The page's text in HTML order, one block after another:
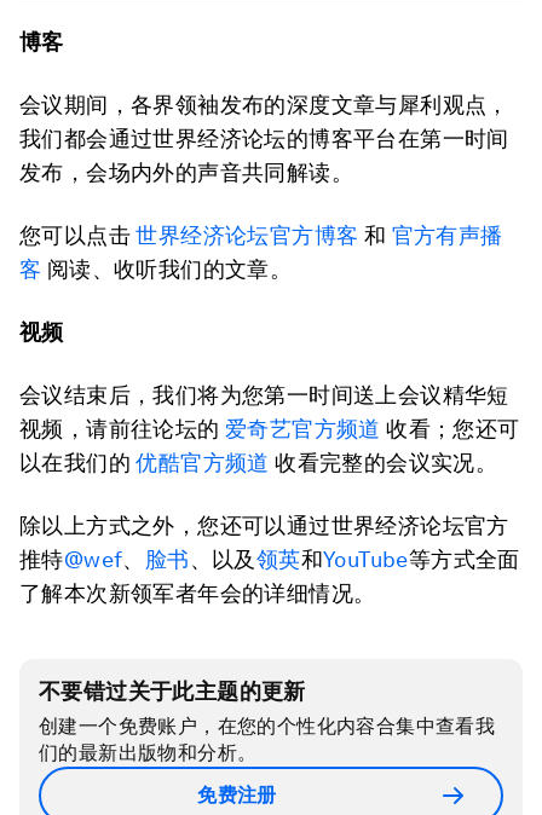
博客
会议期间，各界领袖发布的深度文章与犀利观点，
我们都会通过世界经济论坛的博客平台在第一时间
发布，会场内外的声音共同解读。
您可以点击世界经济论坛官方博客 和 官方有声播
客 阅读、收听我们的文章。
视频
会议结束后，我们将为您第一时间送上会议精华短
视频，请前往论坛的 爱奇艺官方频道 收看；您还可
以在我们的优酷官方频道 收看完整的会议实况。
除以上方式之外，您还可以通过世界经济论坛官方
推特@wef、 脸书、以及领英和YouTube等方式全面
了解本次新领军者年会的详细情况。
不要错过关于此主题的更新
创建一个免费账户，在您的个性化内容合集中查看我
们的最新出版物和分析。
免费注册